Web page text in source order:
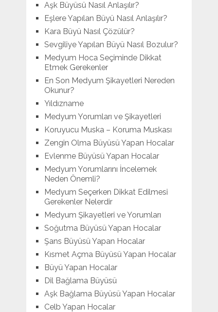
Aşk Büyüsü Nasıl Anlaşılır?
Eşlere Yapılan Büyü Nasıl Anlaşılır?
Kara Büyü Nasıl Çözülür?
Sevgiliye Yapılan Büyü Nasıl Bozulur?
Medyum Hoca Seçiminde Dikkat
Etmek Gerekenler
En Son Medyum Şikayetleri Nereden
Okunur?
Yıldızname
Medyum Yorumları ve Şikayetleri
Koruyucu Muska – Koruma Muskası
Zengin Olma Büyüsü Yapan Hocalar
Evlenme Büyüsü Yapan Hocalar
Medyum Yorumlarını İncelemek
Neden Önemli?
Medyum Seçerken Dikkat Edilmesi
Gerekenler Nelerdir
Medyum Şikayetleri ve Yorumları
Soğutma Büyüsü Yapan Hocalar
Şans Büyüsü Yapan Hocalar
Kısmet Açma Büyüsü Yapan Hocalar
Büyü Yapan Hocalar
Dil Bağlama Büyüsü
Aşk Bağlama Büyüsü Yapan Hocalar
Celb Yapan Hocalar